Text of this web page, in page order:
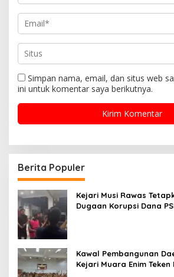
Simpan nama, email, dan situs web
ini untuk komentar saya berikutnya.
Berita Populer
Kejari Musi Rawas
Dugaan Korupsi Dana
Kawal Pembangunan
Kejari Muara Enim Teken